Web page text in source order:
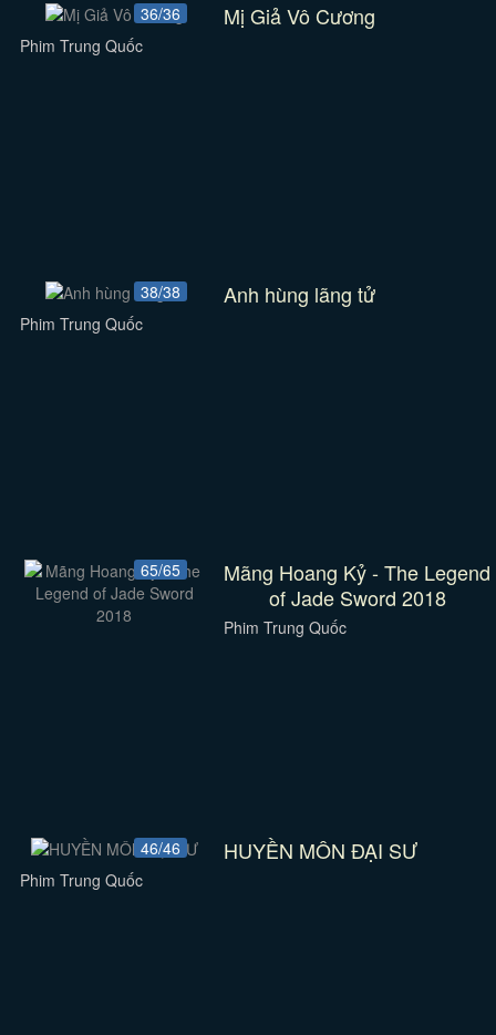
36/36 Mị Giả Vô Cương
Phim Trung Quốc
38/38 Anh hùng lãng tử
Phim Trung Quốc
65/65
Mãng Hoang Kỷ - The Legend
of Jade Sword 2018
Phim Trung Quốc
46/46 HUYỀN MÔN ĐẠI SƯ
Phim Trung Quốc